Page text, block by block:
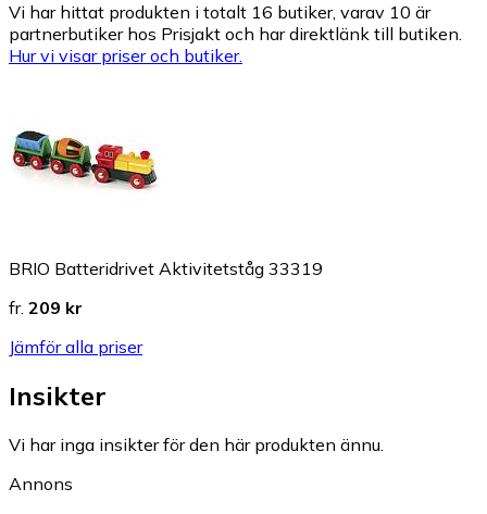
Vi har hittat produkten i totalt 16 butiker, varav 10 är
partnerbutiker hos Prisjakt och har direktlänk till butiken.
Hur vi visar priser och butiker.
BRIO Batteridrivet Aktivitetståg 33319
fr. 209 kr
Jämför alla priser
Insikter
Vi har inga insikter för den här produkten ännu.
Annons